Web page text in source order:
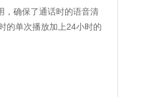
，确保了通话时的语音清
的单次播放加上24小时的